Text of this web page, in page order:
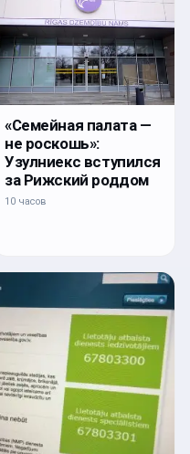
«Семейная палата —
не роскошь»:
Узулниекс вступился
за Рижский роддом
10 часов